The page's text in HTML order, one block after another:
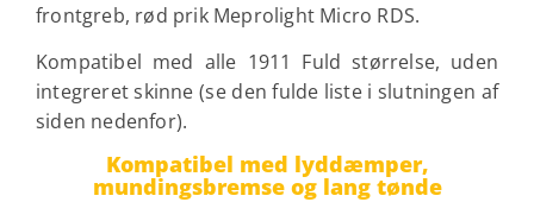
frontgreb, rød prik Meprolight Micro RDS.
Kompatibel med alle 1911 Fuld størrelse, uden
integreret skinne (se den fulde liste i slutningen af
​​siden nedenfor).
Kompatibel med lyddæmper,
mundingsbremse og lang tønde